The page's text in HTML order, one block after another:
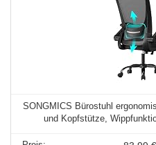
SONGMICS Bürostuhl
und Kopfstütze,